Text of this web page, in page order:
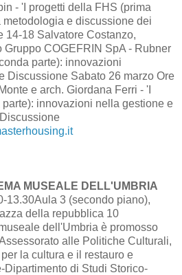
- 'I progetti della FHS (prima
e discussione dei
14-18 Salvatore Costanzo,
COGEFRIN SpA - Rubner
parte): innovazioni
Discussione Sabato 26 marzo Ore
e arch. Giordana Ferri - 'I
innovazioni nella gestione e
MUSEALE DELL'UMBRIA
13.30Aula 3 (secondo piano),
della repubblica 10
dell'Umbria è promosso
alle Politiche Culturali,
la cultura e il restauro e
Dipartimento di Studi Storico-